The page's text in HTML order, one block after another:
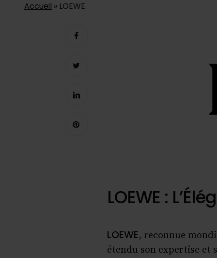
Accueil » LOEWE
LOEWE :
LOEWE, reconnue
étendu son expertise et